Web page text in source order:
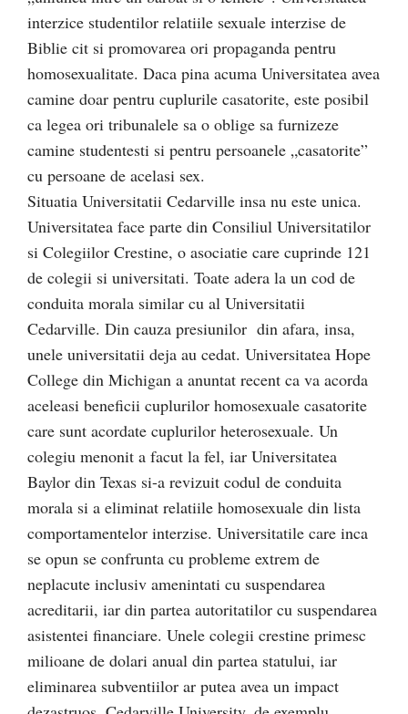
interzice studentilor relatiile sexuale interzise de
Biblie cit si promovarea ori propaganda pentru
homosexualitate. Daca pina acuma Universitatea avea
camine doar pentru cuplurile casatorite, este posibil
ca legea ori tribunalele sa o oblige sa furnizeze
camine studentesti si pentru persoanele „casatorite”
cu persoane de acelasi sex.
Situatia Universitatii Cedarville insa nu este unica.
Universitatea face parte din Consiliul Universitatilor
si Colegiilor Crestine, o asociatie care cuprinde 121
de colegii si universitati. Toate adera la un cod de
conduita morala similar cu al Universitatii
Cedarville. Din cauza presiunilor din afara, insa,
unele universitatii deja au cedat. Universitatea Hope
College din Michigan a anuntat recent ca va acorda
aceleasi beneficii cuplurilor homosexuale casatorite
care sunt acordate cuplurilor heterosexuale. Un
colegiu menonit a facut la fel, iar Universitatea
Baylor din Texas si-a revizuit codul de conduita
morala si a eliminat relatiile homosexuale din lista
comportamentelor interzise. Universitatile care inca
se opun se confrunta cu probleme extrem de
neplacute inclusiv amenintati cu suspendarea
acreditarii, iar din partea autoritatilor cu suspendarea
asistentei financiare. Unele colegii crestine primesc
milioane de dolari anual din partea statului, iar
eliminarea subventiilor ar putea avea un impact